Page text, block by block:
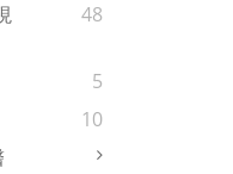
48
5
10